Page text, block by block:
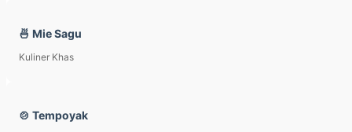
🍜 Mie Sagu
Kuliner Khas
🍲 Tempoyak